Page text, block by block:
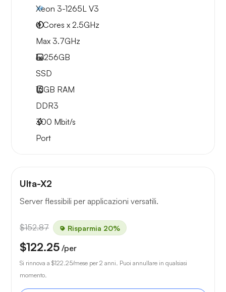
Xeon 3-1265L V3
4 Cores x 2.5GHz
Max 3.7GHz
1x256GB
SSD
16GB RAM
DDR3
300 Mbit/s
Port
Ulta-X2
Server flessibili per applicazioni versatili.
$152.87 Risparmia 20%
$122.25 /per
Si rinnova a $122.25/mese per 2 anni. Puoi annullare in qualsiasi
momento.